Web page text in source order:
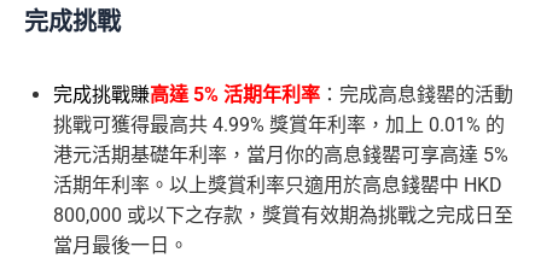
完成挑戰
完成挑戰賺高達 5% 活期年利率 ：完成高息錢罌的活動
挑戰可獲得最高共 4.99% 獎賞年利率，加上 0.01% 的
港元活期基礎年利率，當月你的高息錢罌可享高達 5%
活期年利率。以上獎賞利率只適用於高息錢罌中 HKD
800,000 或以下之存款，獎賞有效期為挑戰之完成日至
當月最後一日。